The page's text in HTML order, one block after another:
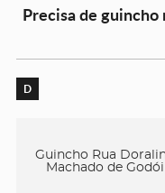
Precisa de guincho
D
Guincho Rua
Machado de Godói